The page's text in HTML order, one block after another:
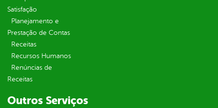
Satisfação
Planejamento e
Prestação de Contas
Receitas
Recursos Humanos
Renúncias de
Receitas
Outros Serviços